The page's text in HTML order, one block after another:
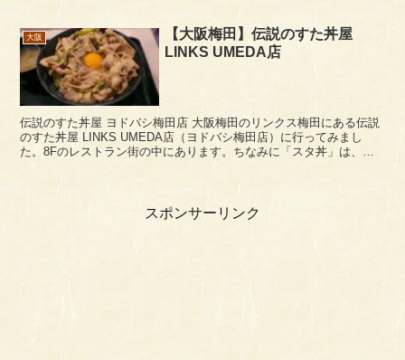
大阪
【大阪梅田】伝説のすた丼屋
LINKS UMEDA店
伝説のすた丼屋 ヨドバシ梅田店 大阪梅田のリンクス梅田にある伝説
のすた丼屋 LINKS UMEDA店（ヨドバシ梅田店）に行ってみまし
た。8Fのレストラン街の中にあります。ちなみに「スタ丼」は、豚
肉をニンニク風味の醤油ダレで炒めた丼ごは...
スポンサーリンク